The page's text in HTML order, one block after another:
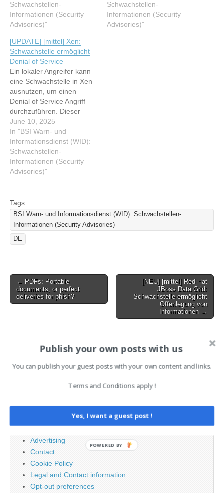
Informationsdienst (WID):
Schwachstellen-
Informationen (Security
originalen Artikel: [NEU]
[mittel] Xen: Schwachstelle
ermöglicht Denial of
Service
Schwachstellen-
Informationen (Security
Advisories)"
Schwachstellen-
Informationen (Security
Advisories) Lesen Sie den
Schwachstellen-
Informationen (Security
Advisories)"
[UPDATE] [mittel] Xen:
Schwachstelle ermöglicht
Denial of Service
Ein lokaler Angreifer kann
eine Schwachstelle in Xen
ausnutzen, um einen
Denial of Service Angriff
durchzuführen. Dieser
Artikel wurde indexiert von
BSI Warn- und
Informationsdienst (WID):
Schwachstellen-
Informationen (Security
Advisories) Lesen Sie den
Schwachstelle ermöglicht
Denial of Service
June 10, 2025
In "BSI Warn- und
Informationsdienst (WID):
Schwachstellen-
Informationen (Security
Advisories)"
Tags:
BSI Warn- und Informationsdienst (WID): Schwachstellen-
Informationen (Security Advisories)
DE
Post
navigation
← PDFs: Portable
documents, or perfect
deliveries for phish?
[NEU] [mittel] Red Hat
JBoss Data Grid:
Schwachstelle ermöglicht
Offenlegung von
Informationen →
AI News Brief
Advertising
Contact
Cookie Policy
Legal and Contact information
Opt-out preferences
Publish your own posts with us
You can publish your guest posts with your own content and links.
Terms and Conditions apply !
Yes, I want a guest post !
POWERED BY